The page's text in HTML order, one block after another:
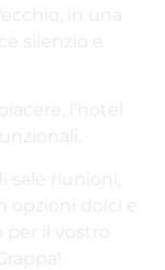
in una
silenzio e
l’hotel
sale riunioni,
opzioni dolci e
per il vostro